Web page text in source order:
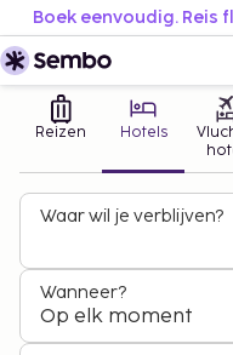
Boek eenvoudig. Reis
Reizen Hotels
Waar wil je verblijven?
Wanneer?
Op elk moment